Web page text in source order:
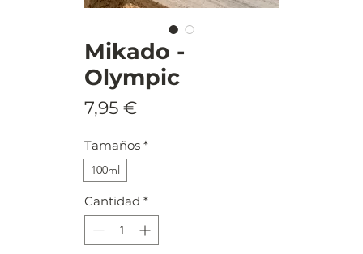
Mikado -
Olympic
7,95 €
Tamaños *
100ml
Cantidad *